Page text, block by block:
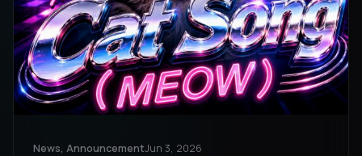
News, AnnouncementJun 3, 2026